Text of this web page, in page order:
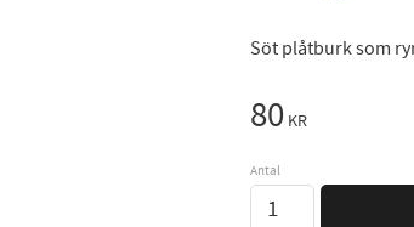
Söt plåtburk som
80KR
Antal